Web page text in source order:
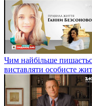
Чим найбільше
виставляти особисте